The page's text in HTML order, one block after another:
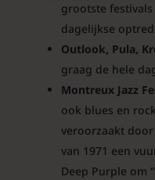
grootste
dagelijkse
Outlook, Pula,
graag de hele
Montreux Jazz
ook blues en
veroorzaakt
van 1971 een
Deep Purple om